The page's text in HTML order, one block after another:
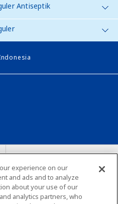
Antiseptik
Lokasi seluruh dunia
Lingkungan yang dianjurkan
experience on our
and ads and to analyze
about your use of our
analytics partners, who